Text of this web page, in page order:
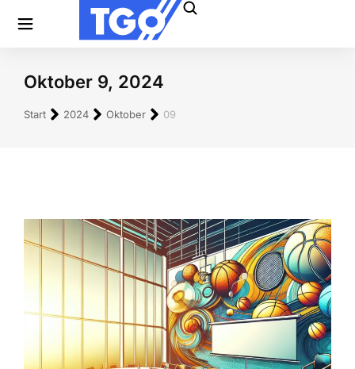
Oktober 9, 2024
Sie befinden sich hier:
Start 2024 Oktober 09